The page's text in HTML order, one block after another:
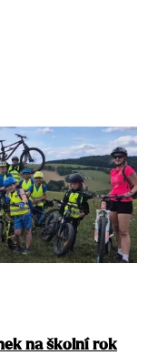
na školní rok